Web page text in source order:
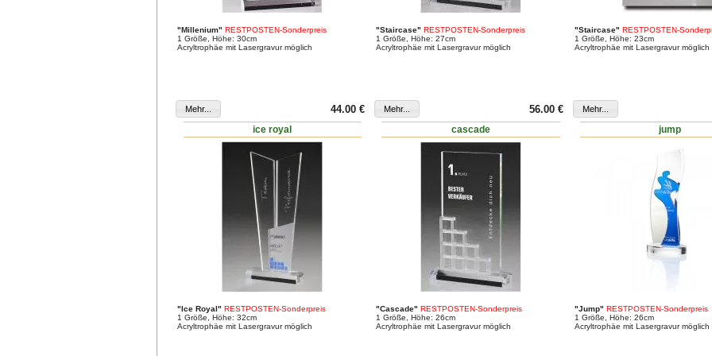
"Millenium" RESTPOSTEN-Sonderpreis
1 Größe, Höhe: 30cm
Acryltrophäe mit Lasergravur möglich
44.00 €
"Staircase" RESTPOSTEN-Sonderpreis
1 Größe, Höhe: 27cm
Acryltrophäe mit Lasergravur möglich
56.00 €
"Staircase" RESTPOSTEN-
1 Größe, Höhe: 23cm
Acryltrophäe mit Lasergravur möglich
ice royal
"Ice Royal" RESTPOSTEN-Sonderpreis
1 Größe, Höhe: 32cm
Acryltrophäe mit Lasergravur möglich
cascade
"Cascade" RESTPOSTEN-Sonderpreis
1 Größe, Höhe: 26cm
Acryltrophäe mit Lasergravur möglich
jump
"Jump" RESTPOSTEN-Sonderpreis
1 Größe, Höhe: 26cm
Acryltrophäe mit Lasergravur möglich